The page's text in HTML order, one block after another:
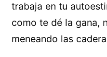
trabaja en tu
como te dé la gana,
meneando las